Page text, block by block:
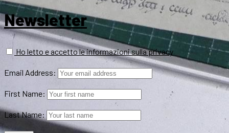
Newsletter
Ho letto e accetto le informazioni sulla privacy
Email Address:
First Name:
Last Name: